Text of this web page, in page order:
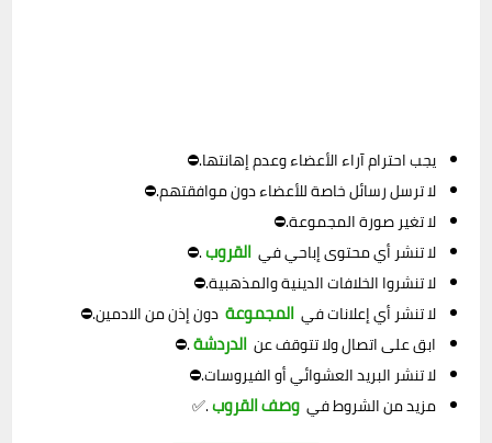
يجب احترام آراء الأعضاء وعدم إهانتها.⛔
لا ترسل رسائل خاصة للأعضاء دون موافقتهم.⛔
لا تغير صورة المجموعة.⛔
لا تنشر أي محتوى إباحي في القروب.⛔
لا تنشروا الخلافات الدينية والمذهبية.⛔
لا تنشر أي إعلانات في المجموعة دون إذن من الادمين.⛔
ابق على اتصال ولا تتوقف عن الدردشة.⛔
لا تنشر البريد العشوائي أو الفيروسات.⛔
مزيد من الشروط في وصف القروب.✅